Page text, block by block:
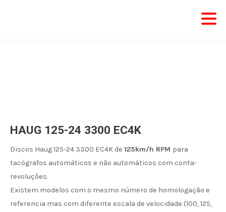
HAUG 125-24 3300 EC4K
Discos Haug 125-24 3300 EC4K de 125km/h RPM para
tacógrafos automáticos e não automáticos com conta-
revoluções.
Existem modelos com o mesmo número de homologação e
referencia mas com diferente escala de velocidade (100, 125,